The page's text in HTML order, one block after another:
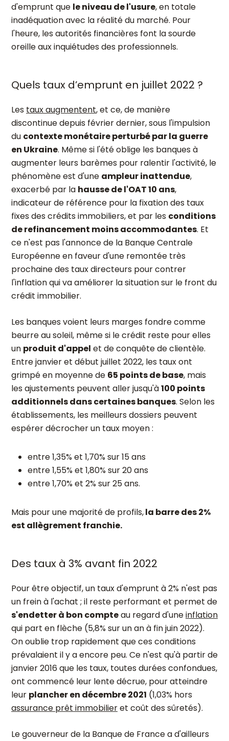
d'emprunt que le niveau de l'usure, en totale
inadéquation avec la réalité du marché. Pour
l'heure, les autorités financières font la sourde
oreille aux inquiétudes des professionnels.
Quels taux d’emprunt en juillet 2022 ?
Les taux augmentent, et ce, de manière
discontinue depuis février dernier, sous l'impulsion
du contexte monétaire perturbé par la guerre
en Ukraine. Même si l'été oblige les banques à
augmenter leurs barèmes pour ralentir l'activité, le
phénomène est d'une ampleur inattendue,
exacerbé par la hausse de l'OAT 10 ans,
indicateur de référence pour la fixation des taux
fixes des crédits immobiliers, et par les conditions
de refinancement moins accommodantes. Et
ce n'est pas l'annonce de la Banque Centrale
Européenne en faveur d'une remontée très
prochaine des taux directeurs pour contrer
l'inflation qui va améliorer la situation sur le front du
crédit immobilier.
Les banques voient leurs marges fondre comme
beurre au soleil, même si le crédit reste pour elles
un produit d'appel et de conquête de clientèle.
Entre janvier et début juillet 2022, les taux ont
grimpé en moyenne de 65 points de base, mais
les ajustements peuvent aller jusqu'à100 points
additionnels dans certaines banques. Selon les
établissements, les meilleurs dossiers peuvent
espérer décrocher un taux moyen :
entre 1,35% et 1,70% sur 15 ans
entre 1,55% et 1,80% sur 20 ans
entre 1,70% et 2% sur 25 ans.
Mais pour une majorité de profils,la barre des 2%
est allègrement franchie.
Des taux à 3% avant fin 2022
Pour être objectif, un taux d'emprunt à 2% n'est pas
un frein à l'achat ; il reste performant et permet de
s'endetter à bon compteau regard d'uneinflation
qui part en flèche (5,8% sur un an à fin juin 2022).
On oublie trop rapidement que ces conditions
prévalaient il y a encore peu. Ce n'est qu'à partir de
janvier 2016 que les taux, toutes durées confondues,
ont commencé leur lente décrue, pour atteindre
leur plancher en décembre 2021 (1,03% hors
assurance prêt immobilieret coût des sûretés).
Le gouverneur de la Banque de France a d'ailleurs